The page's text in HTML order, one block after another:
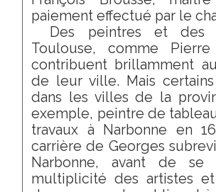
paiement effectué par le
Des peintres et des
Toulouse, comme
contribuent brillamment
de leur ville. Mais
dans les villes de la
exemple, peintre de
travaux à Narbonne en
carrière de Georges
Narbonne, avant de
multiplicité des artistes